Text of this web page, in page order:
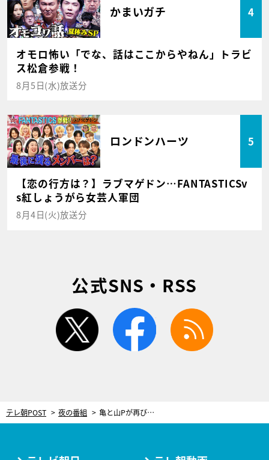
かまいガチ 4
オモロ怖い「でな、話はここからやねん」トラビ
ス松倉参戦！
8月5日(水)放送分
ロンドンハーツ 5
【恋の行方は？】ラブマゲドン…FANTASTICSv
s紅しょうがら女芸人軍団
8月4日(火)放送分
公式SNS・RSS
twitter facebook
テレ朝POST 夜の番組 亀と山Pが再び！嵐は3曲を披露！今年の「ウルトラFES」はジャニーズから12組